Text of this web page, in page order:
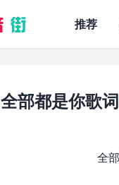
推荐
全部都是你歌
全